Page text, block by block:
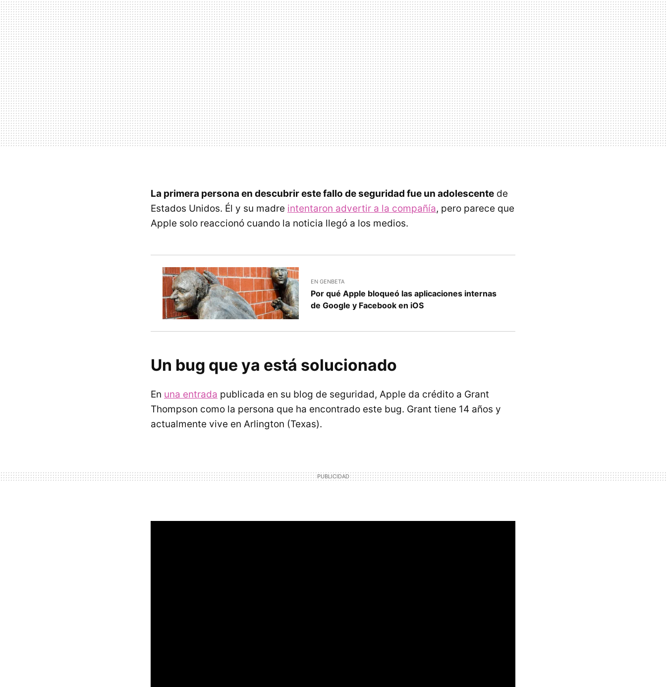
La primera persona en descubrir este fallo de seguridad fue un adolescente de
Estados Unidos. Él y su madre intentaron advertir a la compañía, pero parece que
Apple solo reaccionó cuando la noticia llegó a los medios.
EN GENBETA
Por qué Apple bloqueó las aplicaciones internas
de Google y Facebook en iOS
Un bug que ya está solucionado
En una entrada publicada en su blog de seguridad, Apple da crédito a Grant
Thompson como la persona que ha encontrado este bug. Grant tiene 14 años y
actualmente vive en Arlington (Texas).